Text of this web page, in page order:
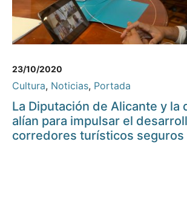
23/10/2020
Cultura, Noticias, Portada
La Diputación de Alicante y la
alían para impulsar el
corredores turísticos seguros